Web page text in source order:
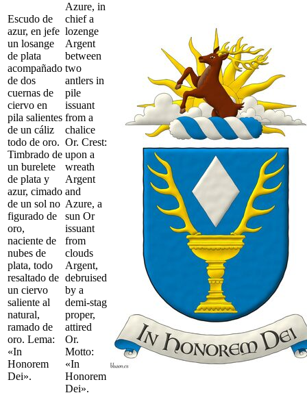
Escudo de
azur, en jefe
un losange
de plata
acompañado
de dos
cuernas de
ciervo en
pila salientes
de un cáliz
todo de oro.
Timbrado de
un burelete
de plata y
azur, cimado
de un sol no
figurado de
oro,
naciente de
nubes de
plata, todo
resaltado de
un ciervo
saliente al
natural,
ramado de
oro. Lema:
«In
Honorem
Dei».
Azure, in
chief a
lozenge
Argent
between
two
antlers in
pile
issuant
from a
chalice
Or. Crest:
upon a
wreath
Argent
and
Azure, a
sun Or
issuant
from
clouds
Argent,
debruised
by a
demi-stag
proper,
attired
Or.
Motto:
«In
Honorem
Dei».